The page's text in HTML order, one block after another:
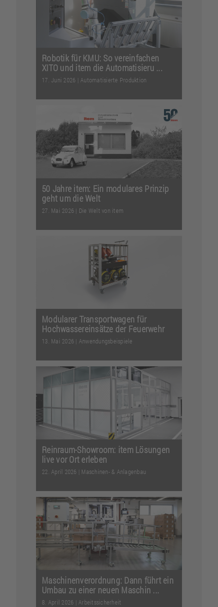
Studenten ein ebenso innova...
Weiterlesen
Robotik für KMU: So vereinfachen
XITO und item die Automatisieru ...
17. Juni 2026 | Automatisierte Produktion
Modularität als Erfolgsrezept: XITO
und item machen die Planung und
Nutzung von Roboti...Weiterlesen
50 Jahre item: Ein modulares Prinzip
geht um die Welt
27. Mai 2026 | Die Welt von item
Zwei kreative Ingenieure und eine Idee,
die den Maschinenbau bis heute
prägt: Was damals i...
Weiterlesen
Modularer Transportwagen für
Hochwassereinsätze der Feuerwehr
13. Mai 2026 | Anwendungsbeispiele
Mit einem maßgeschneiderten
Transportwagen für
Hochwassereinsätze der Feuerwehr
sorgt ...Weiterlesen
Reinraum-Showroom: item Lösungen
live vor Ort erleben
22. April 2026 | Maschinen- & Anlagenbau
Realistische Bedingungen und echte
Messwerte – alles an praxisnahen
Lösungen: Lernen Sie i...Weiterlesen
Maschinenverordnung: Dann führt ein
Umbau zu einer neuen Maschin ...
8. April 2026 | Arbeitssicherheit